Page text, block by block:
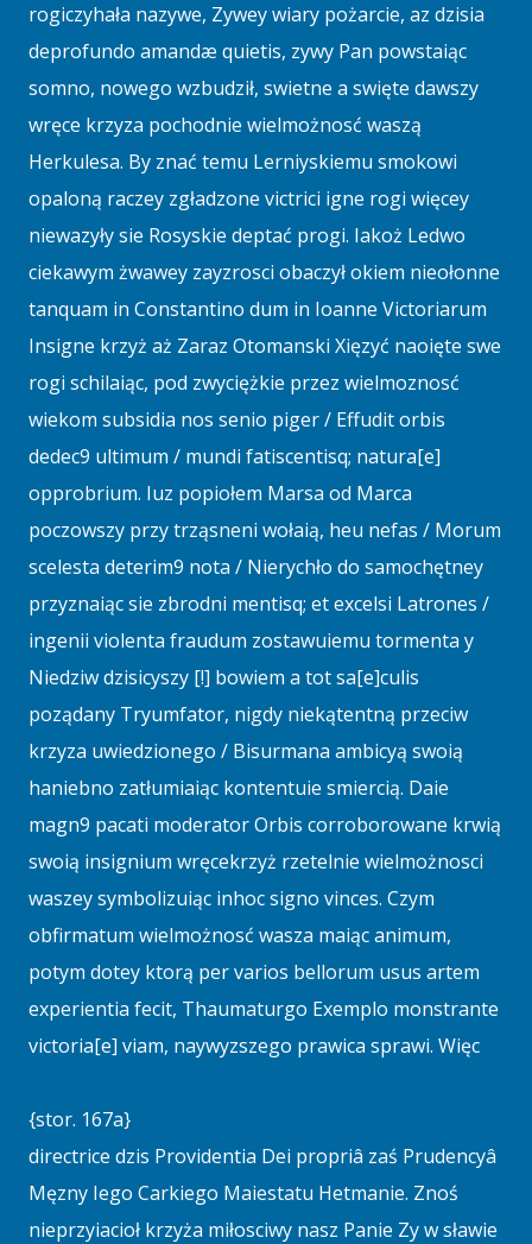
rogiczyhała nazywe, Zywey wiary pożarcie, az dzisia
deprofundo amandæ quietis, zywy Pan powstaiąc
somno, nowego wzbudził, swietne a swięte dawszy
wręce krzyza pochodnie wielmożnosć waszą
Herkulesa. By znać temu Lerniyskiemu smokowi
opaloną raczey zgładzone victrici igne rogi więcey
niewazyły sie Rosyskie deptać progi. Iakoż Ledwo
ciekawym żwawey zayzrosci obaczył okiem nieołonne
tanquam in Constantino dum in Ioanne Victoriarum
Insigne krzyż aż Zaraz Otomanski Xięzyć naoięte swe
rogi schilaiąc, pod zwyciężkie przez wielmoznosć
wiekom subsidia nos senio piger / Effudit orbis
dedec9 ultimum / mundi fatiscentisq; natura[e]
opprobrium. Iuz popiołem Marsa od Marca
poczowszy przy trząsneni wołaią, heu nefas / Morum
scelesta deterim9 nota / Nierychło do samochętney
przyznaiąc sie zbrodni mentisq; et excelsi Latrones /
ingenii violenta fraudum zostawuiemu tormenta y
Niedziw dzisicyszy [!] bowiem a tot sa[e]culis
poządany Tryumfator, nigdy niekątentną przeciw
krzyza uwiedzionego / Bisurmana ambicyą swoią
haniebno zatłumiaiąc kontentuie smiercią. Daie
magn9 pacati moderator Orbis corroborowane krwią
swoią insignium wręcekrzyż rzetelnie wielmożnosci
waszey symbolizuiąc inhoc signo vinces. Czym
obfirmatum wielmożnosć wasza maiąc animum,
potym dotey ktorą per varios bellorum usus artem
experientia fecit, Thaumaturgo Exemplo monstrante
victoria[e] viam, naywyzszego prawica sprawi. Więc
{stor. 167a}
directrice dzis Providentia Dei propriâ zaś Prudencyâ
Męzny Iego Carkiego Maiestatu Hetmanie. Znoś
nieprzyiacioł krzyża miłosciwy nasz Panie Zy w sławie